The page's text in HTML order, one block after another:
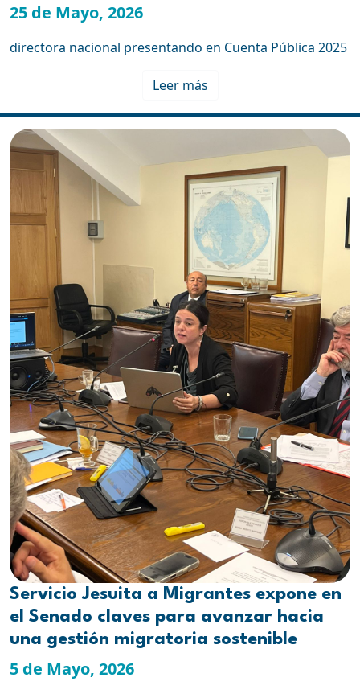
25 de Mayo, 2026
directora nacional presentando en Cuenta Pública 2025
Leer más
Servicio Jesuita a Migrantes expone en
el Senado claves para avanzar hacia
una gestión migratoria sostenible
5 de Mayo, 2026